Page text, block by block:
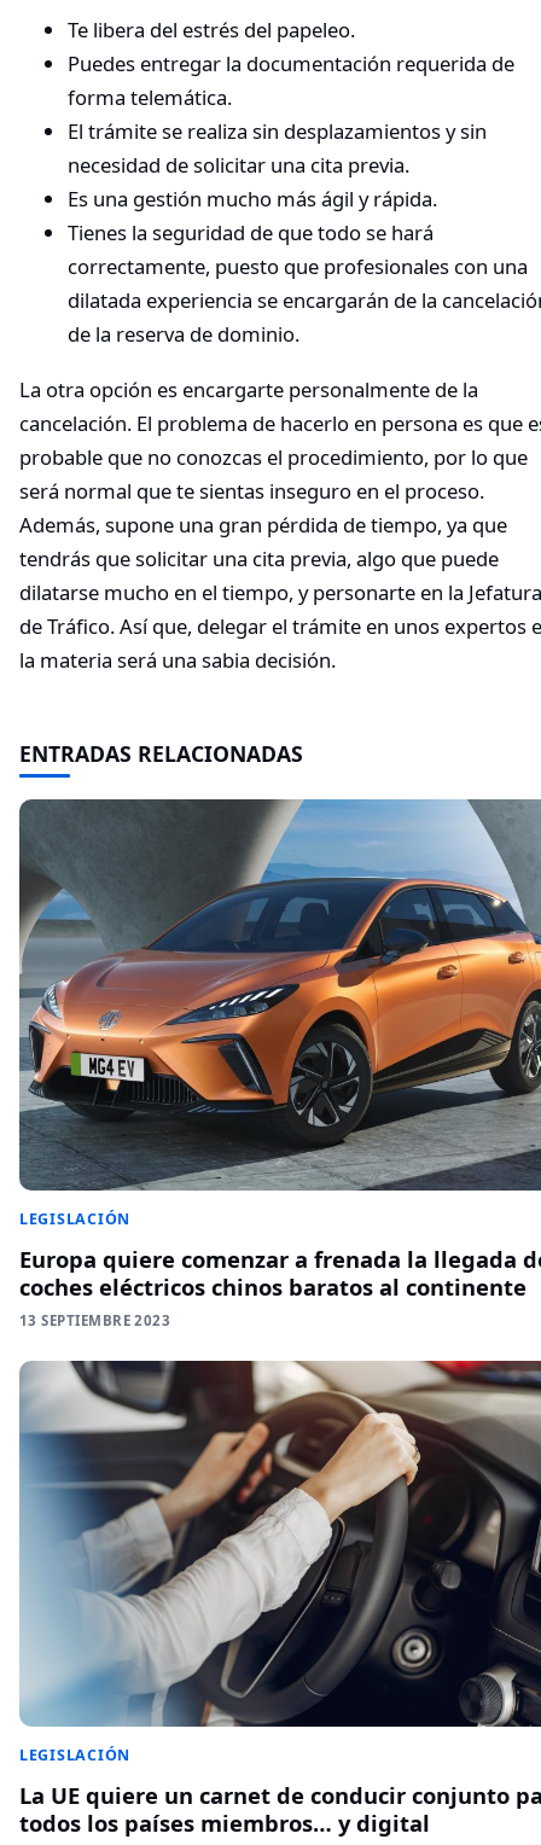
Te libera del estrés del papeleo.
Puedes entregar la documentación requerida de
forma telemática.
El trámite se realiza sin desplazamientos y sin
necesidad de solicitar una cita previa.
Es una gestión mucho más ágil y rápida.
Tienes la seguridad de que todo se hará
correctamente, puesto que profesionales con una
dilatada experiencia se encargarán de la
de la reserva de dominio.
La otra opción es encargarte personalmente de la
cancelación. El problema de hacerlo en persona es que
probable que no conozcas el procedimiento, por lo que
será normal que te sientas inseguro en el proceso.
Además, supone una gran pérdida de tiempo, ya que
tendrás que solicitar una cita previa, algo que puede
dilatarse mucho en el tiempo, y personarte en la Jefatura
de Tráfico. Así que, delegar el trámite en unos expertos
la materia será una sabia decisión.
ENTRADAS RELACIONADAS
LEGISLACIÓN
Europa quiere comenzar a frenada la llegada
coches eléctricos chinos baratos al continente
13 SEPTIEMBRE 2023
LEGISLACIÓN
La UE quiere un carnet de conducir conjunto
todos los países miembros… y digital